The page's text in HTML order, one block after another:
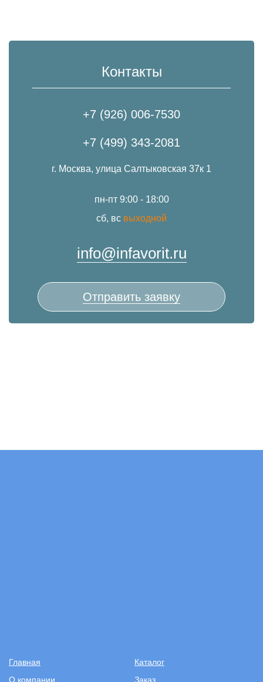
Контакты
+7 (926) 006-7530
+7 (499) 343-2081
г. Москва, улица Салтыковская 37к 1
пн-пт 9:00 - 18:00
сб, вс выходной
info@infavorit.ru
Отправить заявку
Главная
Каталог
О компании
Заказ